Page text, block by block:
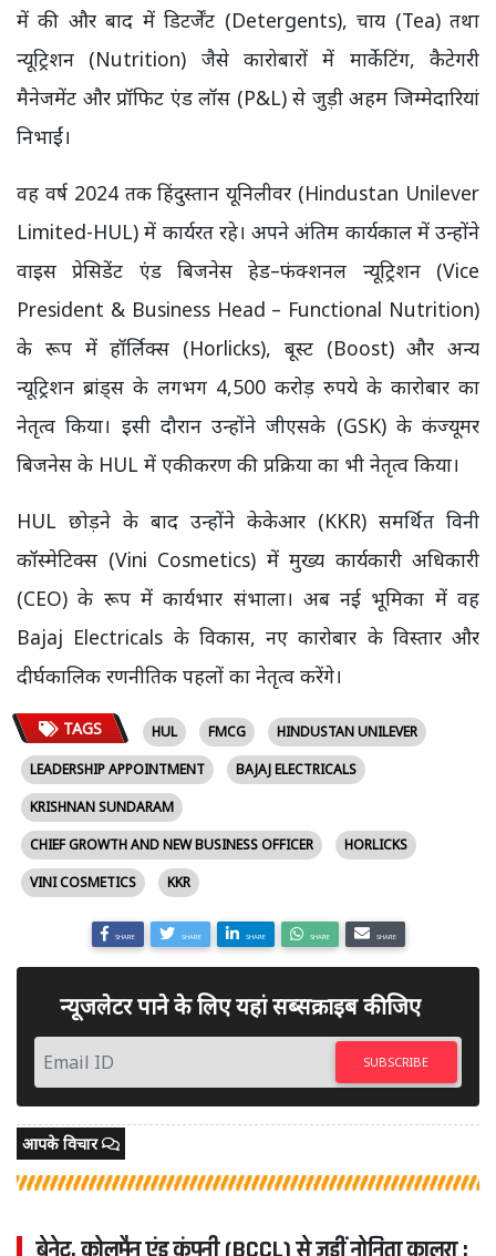
में की और बाद में डिटर्जेंट (Detergents), चाय (Tea) तथा
न्यूट्रिशन (Nutrition) जैसे कारोबारों में मार्केटिंग, कैटेगरी
मैनेजमेंट और प्रॉफिट एंड लॉस (P&L) से जुड़ी अहम जिम्मेदारियां
निभाईं।
वह वर्ष 2024 तक हिंदुस्तान यूनिलीवर (Hindustan Unilever
Limited-HUL) में कार्यरत रहे। अपने अंतिम कार्यकाल में उन्होंने
वाइस प्रेसिडेंट एंड बिजनेस हेड–फंक्शनल न्यूट्रिशन (Vice
President & Business Head – Functional Nutrition)
के रूप में हॉर्लिक्स (Horlicks), बूस्ट (Boost) और अन्य
न्यूट्रिशन ब्रांड्स के लगभग 4,500 करोड़ रुपये के कारोबार का
नेतृत्व किया। इसी दौरान उन्होंने जीएसके (GSK) के कंज्यूमर
बिजनेस के HUL में एकीकरण की प्रक्रिया का भी नेतृत्व किया।
HUL छोड़ने के बाद उन्होंने केकेआर (KKR) समर्थित विनी
कॉस्मेटिक्स (Vini Cosmetics) में मुख्य कार्यकारी अधिकारी
(CEO) के रूप में कार्यभार संभाला। अब नई भूमिका में वह
Bajaj Electricals के विकास, नए कारोबार के विस्तार और
दीर्घकालिक रणनीतिक पहलों का नेतृत्व करेंगे।
TAGS HUL FMCG
HINDUSTAN UNILEVER
LEADERSHIP APPOINTMENT
BAJAJ ELECTRICALS
KRISHNAN SUNDARAM
CHIEF GROWTH AND NEW BUSINESS OFFICER
HORLICKS
VINI COSMETICS
KKR
SHARE SHARE SHARE SHARE SHARE
न्यूजलेटर पाने के लिए यहां सब्सक्राइब कीजिए
SUBSCRIBE
आपके विचार